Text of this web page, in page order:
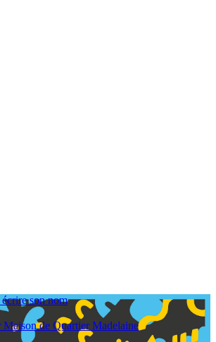
son nom
de Quartier Madelaine